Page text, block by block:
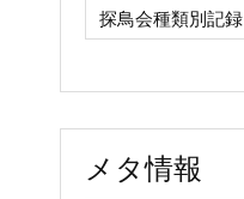
探鳥会種類別記録
メタ情報